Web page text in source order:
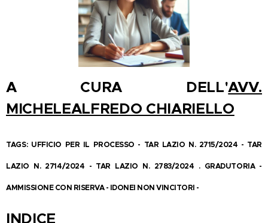
A CURA DELL'AVV.
MICHELEALFREDO CHIARIELLO
TAGS: UFFICIO PER IL PROCESSO - TAR LAZIO N. 2715/2024 - TAR
LAZIO N. 2714/2024 - TAR LAZIO N. 2783/2024 . GRADUTORIA -
AMMISSIONE CON RISERVA - IDONEI NON VINCITORI -
INDICE